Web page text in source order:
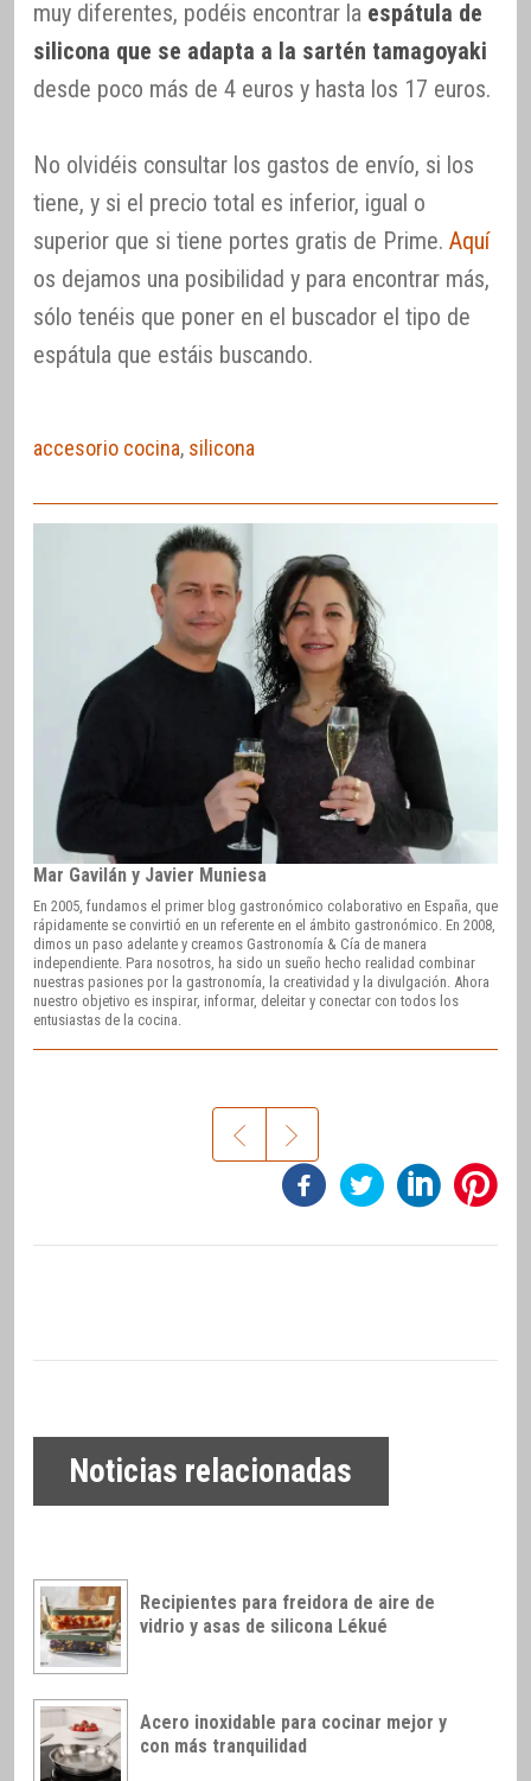
muy diferentes, podéis encontrar la espátula de
silicona que se adapta a la sartén tamagoyaki
desde poco más de 4 euros y hasta los 17 euros.
No olvidéis consultar los gastos de envío, si los
tiene, y si el precio total es inferior, igual o
superior que si tiene portes gratis de Prime. Aquí
os dejamos una posibilidad y para encontrar más,
sólo tenéis que poner en el buscador el tipo de
espátula que estáis buscando.
accesorio cocina, silicona
Mar Gavilán y Javier Muniesa
En 2005, fundamos el primer blog gastronómico colaborativo en España, que
rápidamente se convirtió en un referente en el ámbito gastronómico. En 2008,
dimos un paso adelante y creamos Gastronomía & Cía de manera
independiente. Para nosotros, ha sido un sueño hecho realidad combinar
nuestras pasiones por la gastronomía, la creatividad y la divulgación. Ahora
nuestro objetivo es inspirar, informar, deleitar y conectar con todos los
entusiastas de la cocina.
Noticias relacionadas
Recipientes para freidora de aire de
vidrio y asas de silicona Lékué
Acero inoxidable para cocinar mejor y
con más tranquilidad